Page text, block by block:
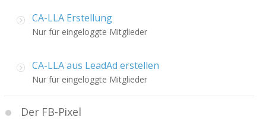
CA-LLA Erstellung
Nur für eingeloggte Mitglieder
CA-LLA aus LeadAd erstellen
Nur für eingeloggte Mitglieder
Der FB-Pixel